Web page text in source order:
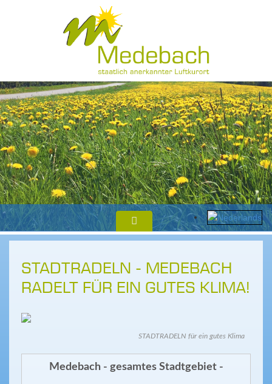
STADTRADELN - MEDEBACH
RADELT FÜR EIN GUTES KLIMA!
STADTRADELN für ein gutes Klima
Medebach - gesamtes Stadtgebiet -